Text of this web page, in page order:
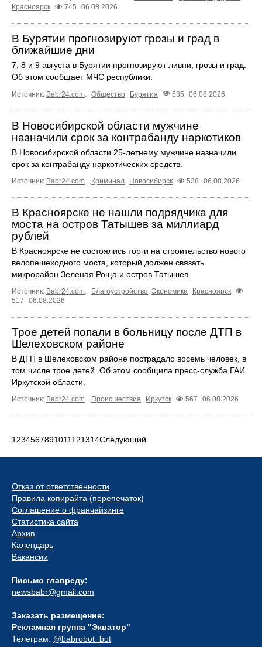
Красноярск
745 06.08.2026
В Бурятии прогнозируют грозы и град в
ближайшие дни
7, 8 и 9 августа в Бурятии прогнозируют ливни, грозы и град.
Об этом сообщает МЧС республики.
Источник: Babr24.com Общество Бурятия 535 06.08.2026
В Новосибирской области мужчине
назначили срок за контрабанду наркотиков
В Новосибирской области 25-летнему мужчине назначили
срок за контрабанду наркотических средств.
Источник: Babr24.com Криминал Новосибирск 538 06.08.2026
В Красноярске не нашли подрядчика для
моста на остров Татышев за миллиард
рублей
В Красноярске не состоялись торги на строительство нового
велопешеходного моста, который должен связать
микрорайон Зеленая Роща и остров Татышев.
Источник: Babr24.com Благоустройство Экономика
Красноярск
517
06.08.2026
Трое детей попали в больницу после ДТП в
Шелеховском районе
В ДТП в Шелеховском районе пострадало восемь человек, в
том числе трое детей. Об этом сообщила пресс‑служба ГАИ
Иркутской области.
Источник: Babr24.com. Происшествия Иркутск 567 06.08.2026
1 234567891011121314Следующий
Отказ от ответственности
Правила копирайта (перепечаток)
Соглашение о франчайзинге
Статистика сайта
Архив
Календарь
Вакансии
Письмо главреду:
newsbabr@gmail.com
Заказать размещение:
Рекламная группа "Экватор"
Телеграм: @babrobot_bot